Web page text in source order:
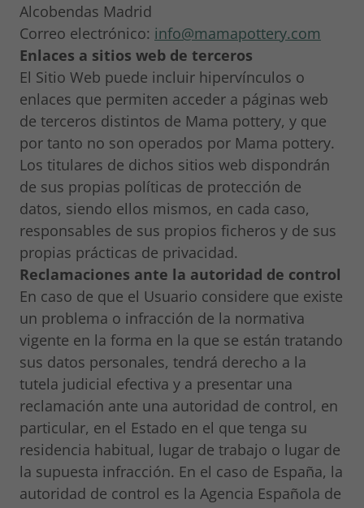
Alcobendas Madrid
Correo electrónico: info@mamapottery.com
Enlaces a sitios web de terceros
El Sitio Web puede incluir hipervínculos o
enlaces que permiten acceder a páginas web
de terceros distintos de Mama pottery, y que
por tanto no son operados por Mama pottery.
Los titulares de dichos sitios web dispondrán
de sus propias políticas de protección de
datos, siendo ellos mismos, en cada caso,
responsables de sus propios ficheros y de sus
propias prácticas de privacidad.
Reclamaciones ante la autoridad de control
En caso de que el Usuario considere que existe
un problema o infracción de la normativa
vigente en la forma en la que se están tratando
sus datos personales, tendrá derecho a la
tutela judicial efectiva y a presentar una
reclamación ante una autoridad de control, en
particular, en el Estado en el que tenga su
residencia habitual, lugar de trabajo o lugar de
la supuesta infracción. En el caso de España, la
autoridad de control es la Agencia Española de